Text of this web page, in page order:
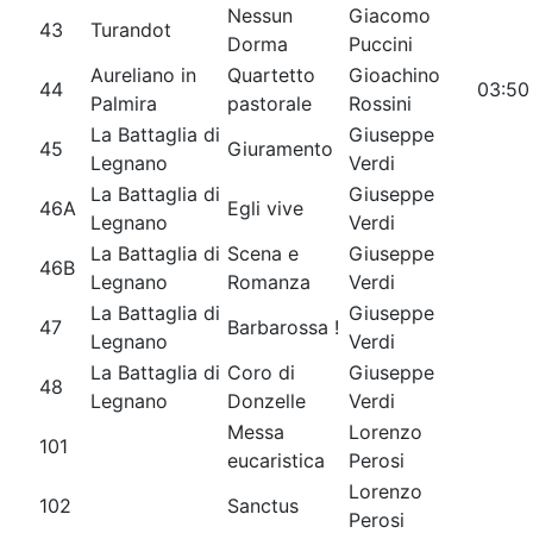
43 Turandot
Nessun
Dorma
Giacomo
Puccini
44
Aureliano in
Palmira
Quartetto
pastorale
Gioachino
Rossini
03:50
45
La Battaglia di
Legnano
Giuramento
Giuseppe
Verdi
46A
La Battaglia di
Legnano
Egli vive
Giuseppe
Verdi
46B
La Battaglia di
Legnano
Scena e
Romanza
Giuseppe
Verdi
47
La Battaglia di
Legnano
Barbarossa !
Giuseppe
Verdi
48
La Battaglia di
Legnano
Coro di
Donzelle
Giuseppe
Verdi
101
Messa
eucaristica
Lorenzo
Perosi
102
Sanctus
Lorenzo
Perosi